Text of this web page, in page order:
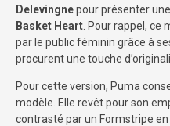
Delevingnepour présenter
Basket Heart . Pour rappel,
par le public féminin grâce à
procurent une touche
Pour cette version, Puma
modèle. Elle revêt pour son
contrasté par un Formstripe